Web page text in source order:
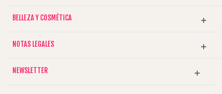
BELLEZA Y COSMÉTICA
NOTAS LEGALES
NEWSLETTER